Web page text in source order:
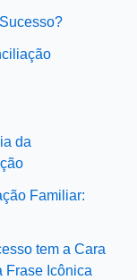
da
Familiar:
tem a Cara
Frase Icônica